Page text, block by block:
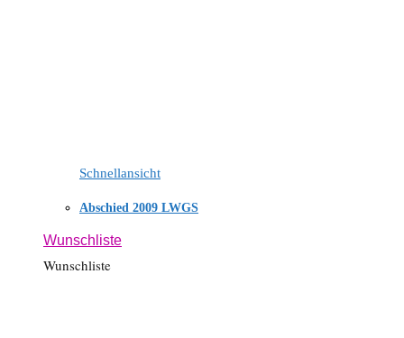
Schnellansicht
Abschied 2009 LWGS
Wunschliste
Wunschliste